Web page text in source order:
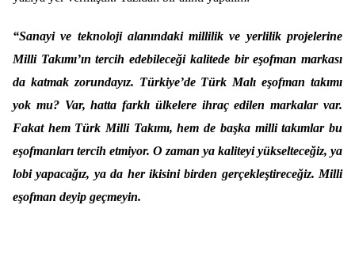
“Sanayi ve teknoloji alanındaki millilik ve yerlilik projelerine
Milli Takımı’ın tercih edebileceği kalitede bir eşofman markası
da katmak zorundayız. Türkiye’de Türk Malı eşofman takımı
yok mu? Var, hatta farklı ülkelere ihraç edilen markalar var.
Fakat hem Türk Milli Takımı, hem de başka milli takımlar bu
eşofmanları tercih etmiyor. O zaman ya kaliteyi yükselteceğiz, ya
lobi yapacağız, ya da her ikisini birden gerçekleştireceğiz. Milli
eşofman deyip geçmeyin.